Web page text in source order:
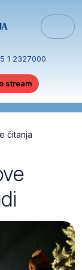
1 2327000
stream
čitanja